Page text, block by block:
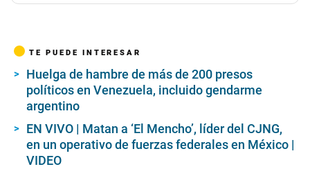
TE PUEDE INTERESAR
Huelga de hambre de más de 200 presos
políticos en Venezuela, incluido gendarme
argentino
EN VIVO | Matan a ‘El Mencho’, líder del CJNG,
en un operativo de fuerzas federales en México |
VIDEO